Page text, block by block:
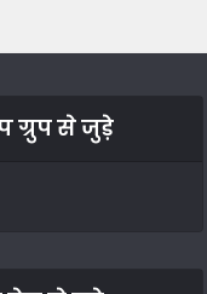
ग्रुप से जुड़े